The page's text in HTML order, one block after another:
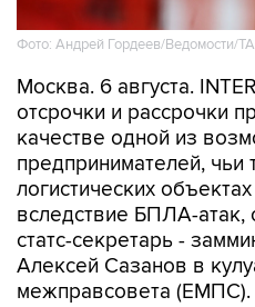
Фото: Андрей Гордеев/Ведомости/
Москва. 6 августа.
отсрочки и рассрочки
качестве одной из
предпринимателей, чьи
логистических
вследствие БПЛА-атак,
статс-секретарь -
Алексей Сазанов в
межправсовета (ЕМПС).